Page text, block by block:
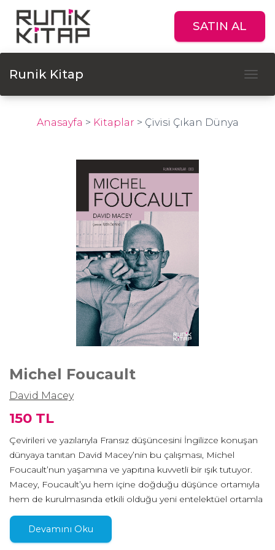
SATIN AL
Runik Kitap
Anasayfa > Kitaplar > Çivisi Çıkan Dünya
Michel Foucault
David Macey
150 TL
Çevirileri ve yazılarıyla Fransız düşüncesini İngilizce konuşan
dünyaya tanıtan David Macey’nin bu çalışması, Michel
Foucault’nun yaşamına ve yapıtına kuvvetli bir ışık tutuyor.
Macey, Foucault’yu hem içine doğduğu düşünce ortamıyla
hem de kurulmasında etkili olduğu yeni entelektüel ortamla
birlikte ele alarak düşünürün kaynaklarına ve etkilediği
isimlere odaklanıyor. Foucault’nun Althusser, Hyppolite,
Canguilhem, Dumezil gibi hocalığını yapmış ve Barthes,
Devamını Oku